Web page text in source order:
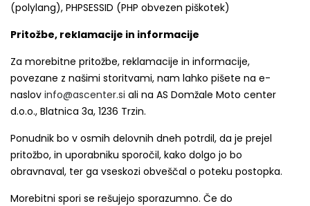
(polylang), PHPSESSID (PHP obvezen piškotek)
Pritožbe, reklamacije in informacije
Za morebitne pritožbe, reklamacije in informacije,
povezane z našimi storitvami, nam lahko pišete na e-
naslov info@ascenter.si ali na AS Domžale Moto center
d.o.o., Blatnica 3a, 1236 Trzin.
Ponudnik bo v osmih delovnih dneh potrdil, da je prejel
pritožbo, in uporabniku sporočil, kako dolgo jo bo
obravnaval, ter ga vseskozi obveščal o poteku postopka.
Morebitni spori se rešujejo sporazumno. Če do